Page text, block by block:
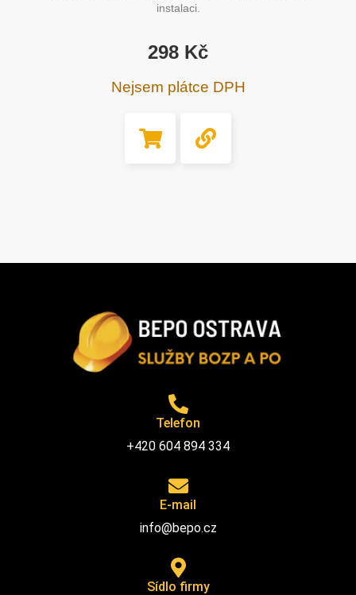
instalaci.
298 Kč
Nejsem plátce DPH
Telefon
+420 604 894 334
E-mail
info@bepo.cz
Sídlo firmy